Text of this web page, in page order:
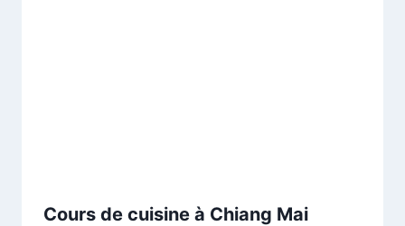
Cours de cuisine à Chiang Mai